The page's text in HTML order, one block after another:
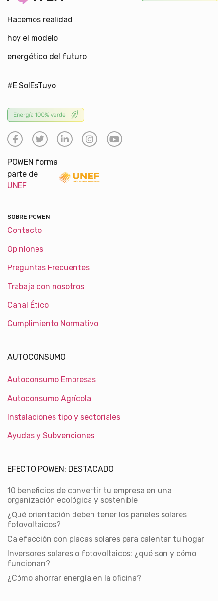
Hacemos realidad
hoy el modelo
energético del futuro
#ElSolEsTuyo
POWEN forma
parte de
UNEF
SOBRE POWEN
Contacto
Opiniones
Preguntas Frecuentes
Trabaja con nosotros
Canal Ético
Cumplimiento Normativo
AUTOCONSUMO
Autoconsumo Empresas
Autoconsumo Agrícola
Instalaciones tipo y sectoriales
Ayudas y Subvenciones
EFECTO POWEN: DESTACADO
10 beneficios de convertir tu empresa en una
organización ecológica y sostenible
¿Qué orientación deben tener los paneles solares
fotovoltaicos?
Calefacción con placas solares para calentar tu hogar
Inversores solares o fotovoltaicos: ¿qué son y cómo
funcionan?
¿Cómo ahorrar energía en la oficina?